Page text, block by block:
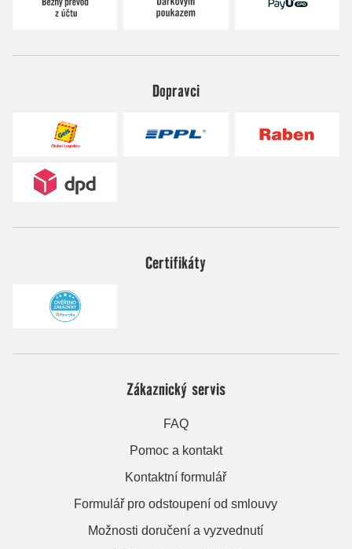
Dopravci
Certifikáty
Zákaznický servis
FAQ
Pomoc a kontakt
Kontaktní formulář
Formulář pro odstoupení od smlouvy
Možnosti doručení a vyzvednutí